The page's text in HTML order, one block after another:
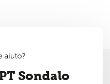
aiuto?
Sondalo